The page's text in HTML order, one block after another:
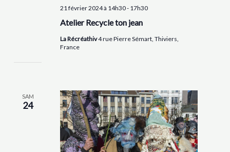
Atelier Recycle ton jean
21 février 2024 à 14h30- 17h30
La Récréathiv4 rue Pierre Sémart, Thiviers,
France
SAM
24